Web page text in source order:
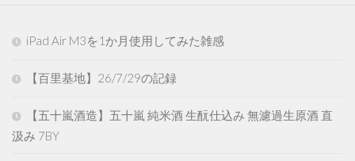
iPad Air M3を1か月使用してみた雑感
【百里基地】26/7/29の記録
【五十嵐酒造】五十嵐 純米酒 生酛仕込み 無濾過生原酒 直
汲み 7BY